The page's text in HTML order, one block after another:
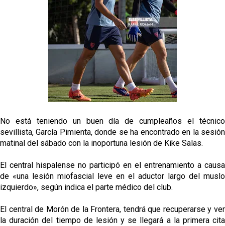
oferta de 420 millones por el club
El Sevilla mueve ficha por Robbie Ure: la opción 'A'
para el ataque nervionense
Crónica Pretemporada | Real Madrid 2-4 Sevilla FC
La revolución de José Ignacio Navarro en el Sevilla
Análisis | El Sevilla FC cierra una pretemporada de
contrastes antes del inicio de LaLiga
No está teniendo un buen día de cumpleaños el técnico
sevillista, García Pimienta, donde se ha encontrado en la sesión
matinal del sábado con la inoportuna lesión de Kike Salas.
El central hispalense no participó en el entrenamiento a causa
de «una lesión miofascial leve en el aductor largo del muslo
izquierdo», según indica el parte médico del club.
El central de Morón de la Frontera, tendrá que recuperarse y ver
la duración del tiempo de lesión y se llegará a la primera cita